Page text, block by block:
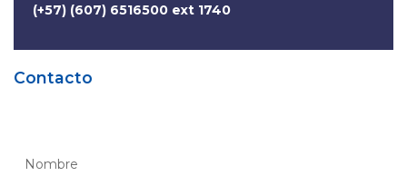
(+57) (607) 6516500 ext 1740
Contacto